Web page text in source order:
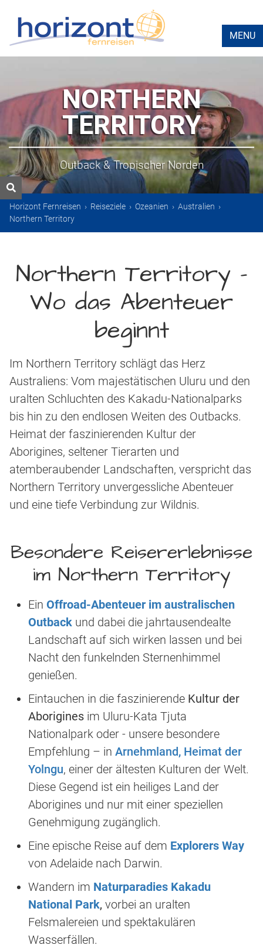
NORTHERN
TERRITORY
Outback & Tropischer Norden
MENU
Horizont Fernreisen › Reiseziele › Ozeanien › Australien ›
Northern Territory
Northern Territory -
Wo das Abenteuer
beginnt
Im Northern Territory schlägt das Herz
Australiens: Vom majestätischen Uluru und den
uralten Schluchten des Kakadu-Nationalparks
bis hin zu den endlosen Weiten des Outbacks.
Heimat der faszinierenden Kultur der
Aborigines, seltener Tierarten und
atemberaubender Landschaften, verspricht das
Northern Territory unvergessliche Abenteuer
und eine tiefe Verbindung zur Wildnis.
Besondere Reisererlebnisse
im Northern Territory
Ein Offroad-Abenteuer im australischen
Outback und dabei die jahrtausendealte
Landschaft auf sich wirken lassen und bei
Nacht den funkelnden Sternenhimmel
genießen.
Eintauchen in die faszinierende Kultur der
Aborigines im Uluru-Kata Tjuta
Nationalpark oder - unsere besondere
Empfehlung – in Arnehmland, Heimat der
Yolngu, einer der ältesten Kulturen der Welt.
Diese Gegend ist ein heiliges Land der
Aborigines und nur mit einer speziellen
Genehmigung zugänglich.
Eine epische Reise auf dem Explorers Way
von Adelaide nach Darwin.
Wandern im Naturparadies Kakadu
National Park, vorbei an uralten
Felsmalereien und spektakulären
Wasserfällen.